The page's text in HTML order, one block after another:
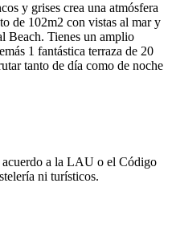
y grises crea una atmósfera
de 102m2 con vistas al mar y
Beach. Tienes un amplio
1 fantástica terraza de 20
tanto de día como de noche
acuerdo a la LAU o el Código
ni turísticos.